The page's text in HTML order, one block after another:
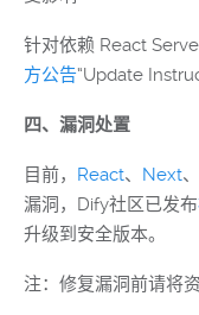
针对依赖 React
方公告“Update
四、漏洞处置
目前， React、 Next、
漏洞，Dify社区已发布
升级到安全版本。
注：修复漏洞前请将